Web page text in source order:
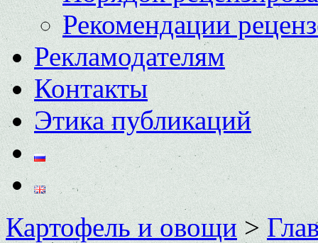
Рекомендации
Рекламодателям
Контакты
Этика публикаций
Картофель и овощи>